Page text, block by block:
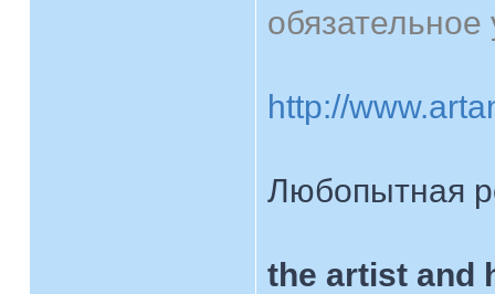
http://
Любопытная
the artist and